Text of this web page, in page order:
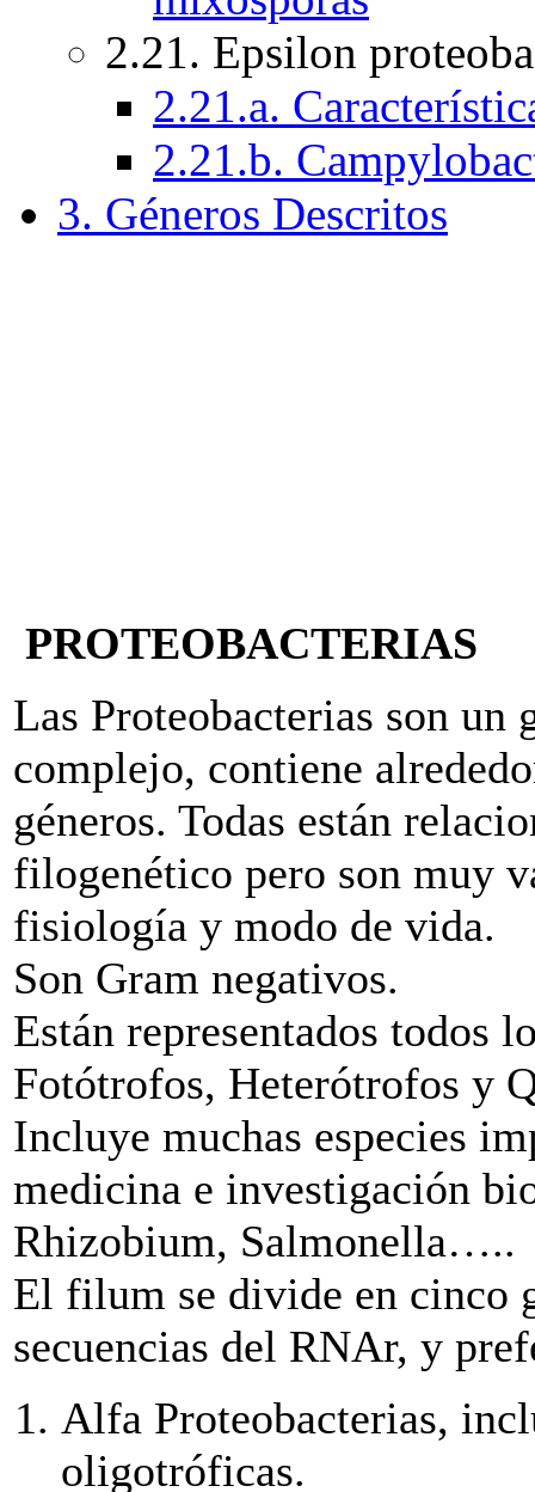
2.21. Epsilon
2.21.a.
2.21.b.
3. Géneros Descritos
PROTEOBACTERIAS
Las Proteobacterias son un
complejo, contiene
géneros. Todas están
filogenético pero son muy
fisiología y modo de vida.
Son Gram negativos.
Están representados todos
Fotótrofos, Heterótrofos y
Incluye muchas especies
medicina e investigación
Rhizobium, Salmonella…..
El filum se divide en cinco
secuencias del RNAr, y
Alfa Proteobacterias,
oligotróficas.